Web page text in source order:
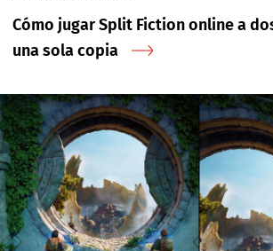
Cómo jugar Split Fiction online a
una sola copia